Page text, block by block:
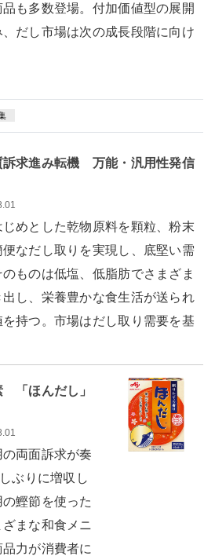
も多数登場。付加価値型の展開
だし市場は次の成長段階に向け
求進み転機 万能・汎用性発信
めとした乾物原料を顆粒、粉末
なだし取りを実現し、底堅い需
ものは低塩、低脂肪でさまざま
し、栄養豊かな食生活が送られ
持つ。市場はだし取り需要を基
「ほんだし」
両面訴求が奏
ぶりに増収し
鰹節を使った
まな和食メニ
力が消費者に